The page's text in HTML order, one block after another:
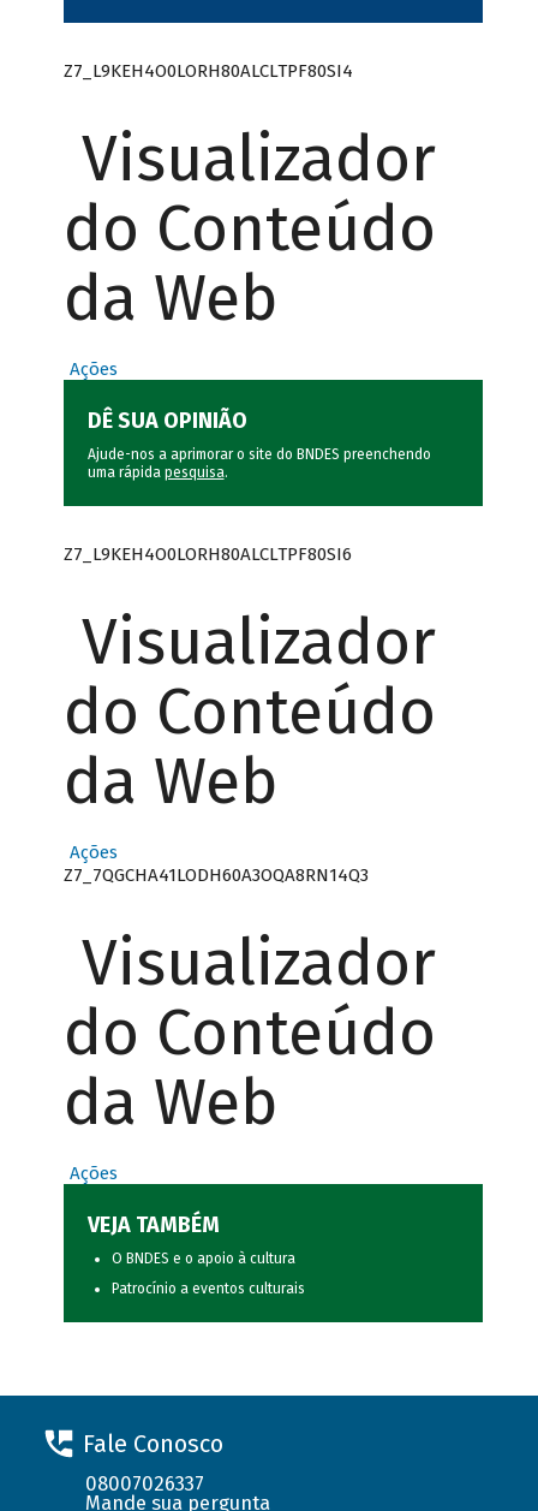
Z7_L9KEH4O0LORH80ALCLTPF80SI4
Visualizador
do Conteúdo
da Web
Ações
DÊ SUA OPINIÃO
Ajude-nos a aprimorar o site do BNDES preenchendo
uma rápida pesquisa.
Z7_L9KEH4O0LORH80ALCLTPF80SI6
Visualizador
do Conteúdo
da Web
Ações
Z7_7QGCHA41LODH60A3OQA8RN14Q3
Visualizador
do Conteúdo
da Web
Ações
VEJA TAMBÉM
O BNDES e o apoio à cultura
Patrocínio a eventos culturais
Fale Conosco
08007026337
Mande sua pergunta